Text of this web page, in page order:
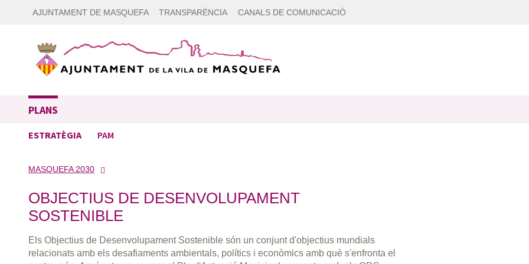
AJUNTAMENT DE MASQUEFA TRANSPARÈNCIA CANALS DE COMUNICACIÓ
PLANS
ESTRATÈGIA PAM
MASQUEFA 2030
OBJECTIUS DE DESENVOLUPAMENT
SOSTENIBLE
Els Objectius de Desenvolupament Sostenible són un conjunt d'objectius mundials
relacionats amb els desafiaments ambientals, polítics i econòmics amb què s'enfronta el